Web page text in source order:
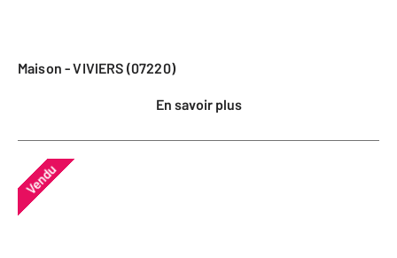
Maison - VIVIERS (07220)
En savoir plus
Vendu